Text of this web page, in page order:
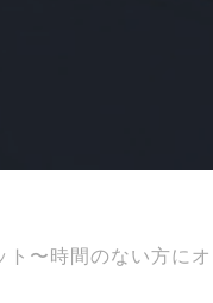
ト〜時間のない方にオ